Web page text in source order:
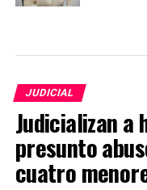
JUDICIAL
Judicializan a
presunto
cuatro